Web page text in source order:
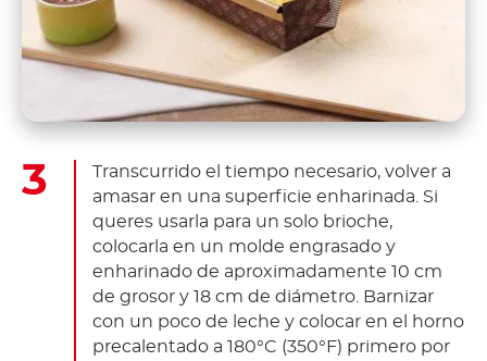
Transcurrido el tiempo necesario, volver a
amasar en una superficie enharinada. Si
queres usarla para un solo brioche,
colocarla en un molde engrasado y
enharinado de aproximadamente 10 cm
de grosor y 18 cm de diámetro. Barnizar
con un poco de leche y colocar en el horno
precalentado a 180°C (350°F) primero por